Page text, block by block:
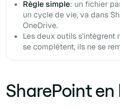
Règle simple: un fichier
un cycle de vie, va dans
OneDrive.
Les deux outils s'intègrent
se complètent, ils ne se
SharePoint en